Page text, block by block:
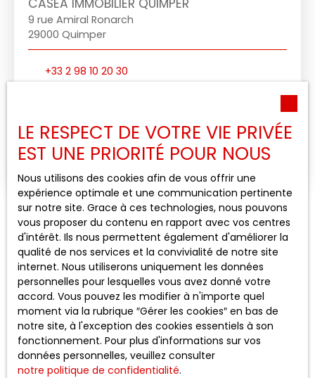
9 rue Amiral Ronarch
29000 Quimper
+33 2 98 10 20 30
En savoir plus
LE RESPECT DE VOTRE VIE PRIVÉE
EST UNE PRIORITÉ POUR NOUS
Nous utilisons des cookies afin de vous offrir une
expérience optimale et une communication pertinente
sur notre site. Grace à ces technologies, nous pouvons
vous proposer du contenu en rapport avec vos centres
d'intérêt. Ils nous permettent également d'améliorer la
qualité de nos services et la convivialité de notre site
internet. Nous utiliserons uniquement les données
personnelles pour lesquelles vous avez donné votre
accord. Vous pouvez les modifier à n'importe quel
moment via la rubrique ″Gérer les cookies″ en bas de
notre site, à l'exception des cookies essentiels à son
fonctionnement. Pour plus d'informations sur vos
données personnelles, veuillez consulter
notre politique de confidentialité.